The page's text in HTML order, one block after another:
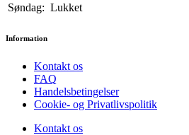
Søndag: Lukket
Information
Kontakt os
FAQ
Handelsbetingelser
Cookie- og Privatlivspolitik
Kontakt os